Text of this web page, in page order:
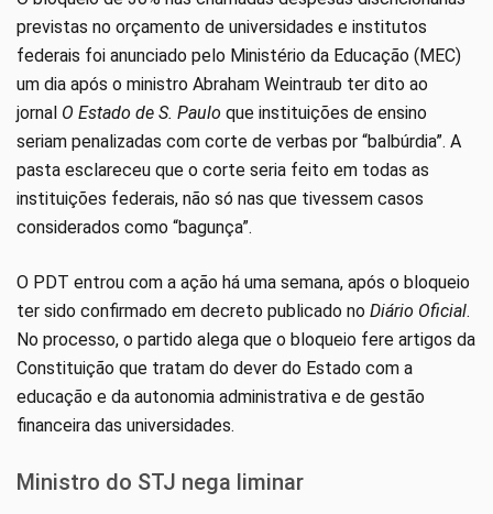
previstas no orçamento de universidades e institutos
federais foi anunciado pelo Ministério da Educação (MEC)
um dia após o ministro Abraham Weintraub ter dito ao
jornal O Estado de S. Paulo que instituições de ensino
seriam penalizadas com corte de verbas por “balbúrdia”. A
pasta esclareceu que o corte seria feito em todas as
instituições federais, não só nas que tivessem casos
considerados como “bagunça”.
O PDT entrou com a ação há uma semana, após o bloqueio
ter sido confirmado em decreto publicado no Diário Oficial.
No processo, o partido alega que o bloqueio fere artigos da
Constituição que tratam do dever do Estado com a
educação e da autonomia administrativa e de gestão
financeira das universidades.
Ministro do STJ nega liminar